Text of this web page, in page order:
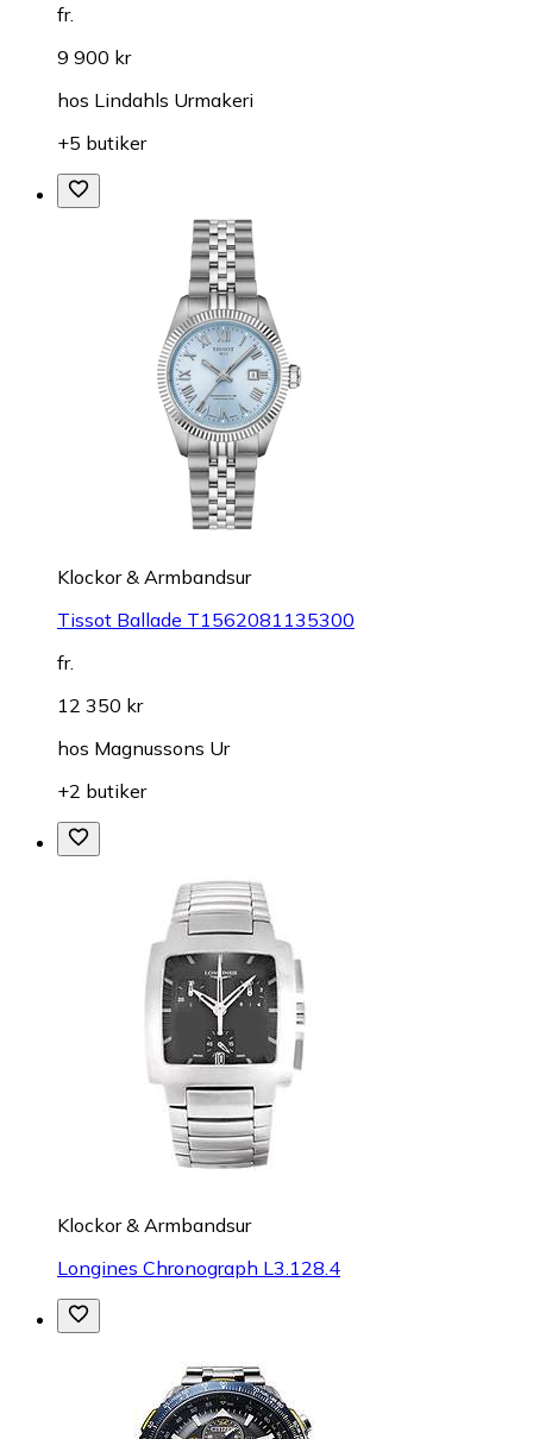
fr.
9 900 kr
hos Lindahls Urmakeri
+5 butiker
Klockor & Armbandsur
Tissot Ballade T1562081135300
fr.
12 350 kr
hos Magnussons Ur
+2 butiker
Klockor & Armbandsur
Longines Chronograph L3.128.4